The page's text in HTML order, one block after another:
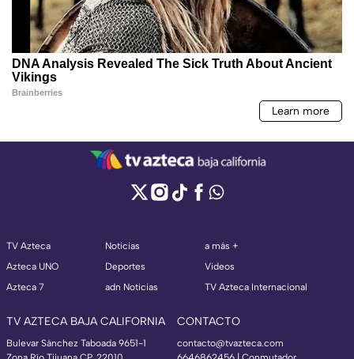
TV Azteca
Azteca UNO
Azteca 7
Noticias
Deportes
adn Noticias
a más +
Videos
TV Azteca Internacional
TV AZTECA BAJA CALIFORNIA
Bulevar Sánchez Taboada 9651-1
CONTACTO
contacto@tvazteca.com